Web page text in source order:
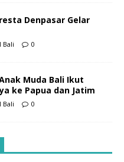
Denpasar Gelar
Bali 0
Muda Bali Ikut
ke Papua dan Jatim
Bali 0